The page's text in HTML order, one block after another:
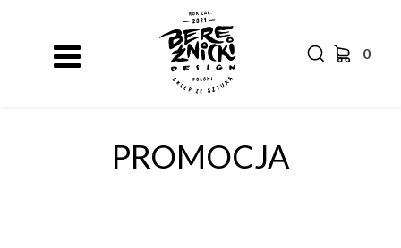
0
PROMOCJA